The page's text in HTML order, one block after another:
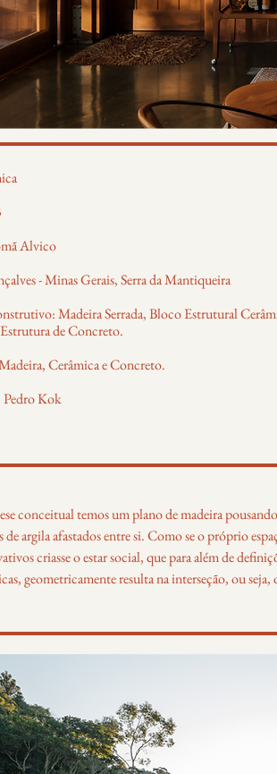
Alvico
- Minas Gerais, Serra da Mantiqueira
Madeira Serrada, Bloco Estrutural
de Concreto.
Cerâmica e Concreto.
Pedro Kok
conceitual temos um plano de madeira
argila afastados entre si. Como se o próprio
criasse o estar social, que para além de
geometricamente resulta na interseção, ou